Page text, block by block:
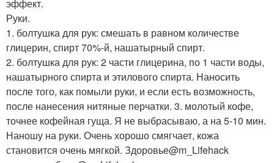
эффект.
Руки.
1. болтушка для рук: смешать в равном количестве
глицерин, спирт 70%-й, нашатырный спирт.
2. болтушка для рук: 2 части глицерина, по 1 части воды,
нашатырного спирта и этилового спирта. Наносить
после того, как помыли руки, и если есть возможность,
после нанесения нитяные перчатки. 3. молотый кофе,
точнее кофейная гуща. Я не выбрасываю, а на 5-10 мин.
Наношу на руки. Очень хорошо смягчает, кожа
становится очень мягкой. Здоровье@m_Lifehack